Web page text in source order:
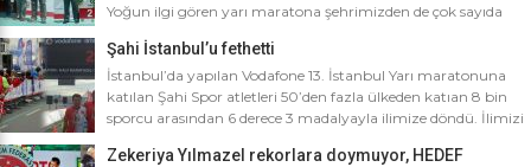
Federasyonu İl […]
Yoğun ilgi gören yarı maratona şehrimizden de çok sayıda
Ali Soydan tarafından yeni kurulmasına rağmen bir çok
branşta başarıdan başarıya koşan Edirne Al Kan Spor Kulübü
de […]
Şahi İstanbul’u fethetti
İstanbul’da yapılan Vodafone 13. İstanbul Yarı maratonuna
katılan Şahi Spor atletleri 50’den fazla ülkeden katıan 8 bin
sporcu arasından 6 derece 3 madalyayla ilimize döndü. İlimizi
spor, başarılarına bir yensini ekledi. İstanbul’da yapılan ve
Zekeriya Yılmazel rekorlara doymuyor, HEDEF